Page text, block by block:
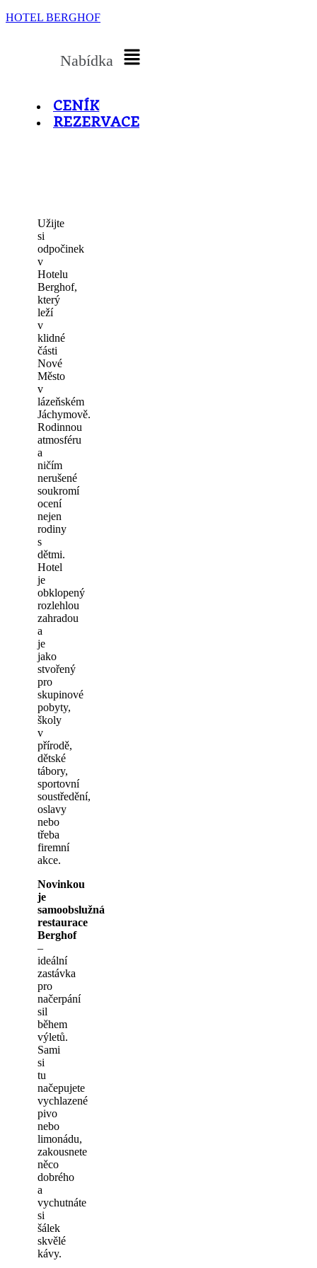
HOTEL BERGHOF
Nabídka
CENÍK
REZERVACE
Užijte
si
odpočinek
v
Hotelu
Berghof,
který
leží
v
klidné
části
Nové
Město
v
lázeňském
Jáchymově.
Rodinnou
atmosféru
a
ničím
nerušené
soukromí
ocení
nejen
rodiny
s
dětmi.
Hotel
je
obklopený
rozlehlou
zahradou
a
je
jako
stvořený
pro
skupinové
pobyty,
školy
v
přírodě,
dětské
tábory,
sportovní
soustředění,
oslavy
nebo
třeba
firemní
akce.
Novinkou
je
samoobslužná
restaurace
Berghof
–
ideální
zastávka
pro
načerpání
sil
během
výletů.
Sami
si
tu
načepujete
vychlazené
pivo
nebo
limonádu,
zakousnete
něco
dobrého
a
vychutnáte
si
šálek
skvělé
kávy.